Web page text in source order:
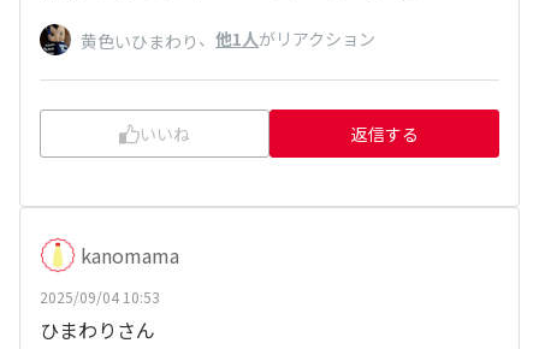
黄色いひまわり 、 他1人がリアクション
いいね 返信する
kanomama
2025/09/04 10:53
ひまわりさん